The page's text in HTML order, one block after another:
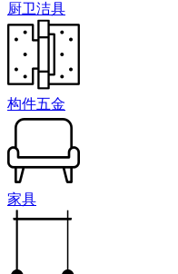
厨卫洁具
构件五金
家具